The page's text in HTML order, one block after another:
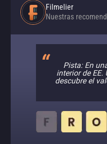
Filmelier
Nuestras
Pista: En
interior de EE.
descubre el